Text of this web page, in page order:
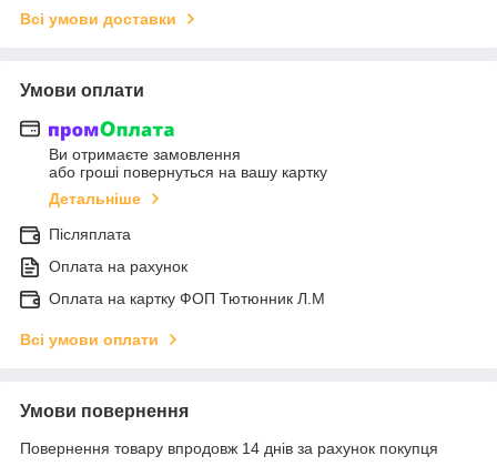
Всі умови доставки
Умови оплати
Ви отримаєте замовлення
або гроші повернуться на вашу картку
Детальніше
Післяплата
Оплата на рахунок
Оплата на картку ФОП Тютюнник Л.М
Всі умови оплати
Умови повернення
Повернення товару впродовж 14 днів за рахунок покупця